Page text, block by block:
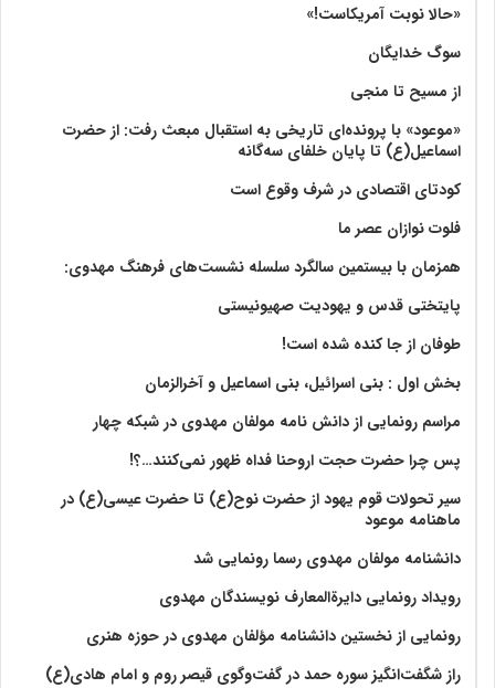
«حالا نوبت آمریکاست!»
سوگ خدایگان
از مسیح تا منجی
«موعود» با پرونده‌ای تاریخی به استقبال مبعث رفت: از حضرت
اسماعیل(ع) تا پایان خلفای سه‌گانه
کودتای اقتصادی در شرف وقوع است
فلوت نوازان عصر ما
همزمان با بیستمین سالگرد سلسله نشست‌های فرهنگ مهدوی:‌
پایتختی قدس و یهودیت صهیونیستی
طوفان از جا کنده شده است!
بخش اول : بنی اسرائیل، بنی اسماعیل و آخرالزمان
مراسم رونمایی از دانش نامه مولفان مهدوی در شبکه چهار
پس چرا حضرت حجت اروحنا فداه ظهور نمی‌کنند…؟!
سیر تحولات قوم یهود از حضرت نوح(ع) تا حضرت عیسی(ع) در
ماهنامه موعود
دانشنامه مولفان مهدوی رسما رونمایی شد
رویداد رونمایی دایرةالمعارف نویسندگان مهدوی
رونمایی از نخستین دانشنامه مؤلفان مهدوی در حوزه هنری
راز شگفت‌انگیز سوره حمد در گفت‌وگوی قیصر روم و امام هادی(ع)